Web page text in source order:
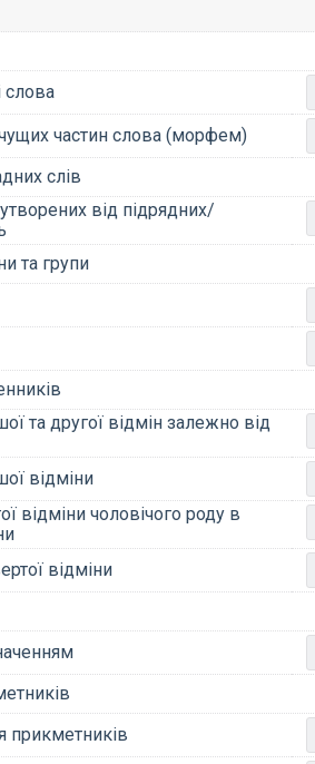
слова
частин слова (морфем)
слів
від підрядних/
та групи
та другої відмін залежно від
відміни
відміни чоловічого роду в
відміни
прикметників